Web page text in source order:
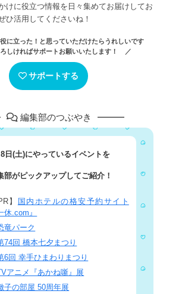
けに役立つ情報を日々集めてお届けしてお
ひ活用してくださいね！
に立った！と思っていただけたらうれしいです
しければサポートお願いいたします！ ／
サポートする
編集部のつぶやき
日(土)にやっているイベントを
部がピックアップしてご紹介！
】
国内ホテルの格安予約サイト
休.com』
竜パーク
74回 橋本七夕まつり
6回 幸手ひまわりまつり
アニメ『あかね噺』展
子の部屋 50周年展